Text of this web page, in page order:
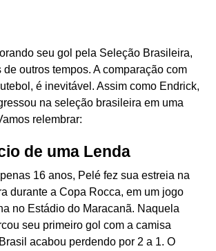
seu gol pela Seleção Brasileira,
de outros tempos. A comparação com
é inevitável. Assim como Endrick,
na seleção brasileira em uma
relembrar:
de uma Lenda
16 anos, Pelé fez sua estreia na
durante a Copa Rocca, em um jogo
no Estádio do Maracanã. Naquela
seu primeiro gol com a camisa
acabou perdendo por 2 a 1. O